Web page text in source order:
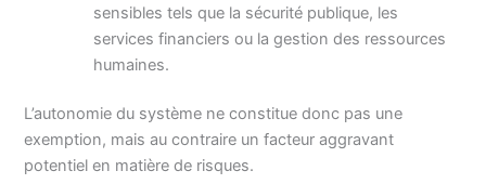
sensibles tels que la sécurité publique, les
services financiers ou la gestion des ressources
humaines.
L’autonomie du système ne constitue donc pas une
exemption, mais au contraire un facteur aggravant
potentiel en matière de risques.